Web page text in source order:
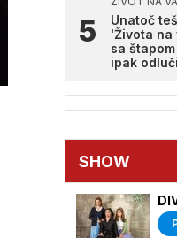
Unatoč
'Života na
sa
ipak
SHOW